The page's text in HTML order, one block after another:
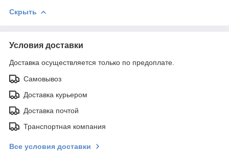
Скрыть
Условия доставки
Доставка осуществляется только по предоплате.
Самовывоз
Доставка курьером
Доставка почтой
Транспортная компания
Все условия доставки